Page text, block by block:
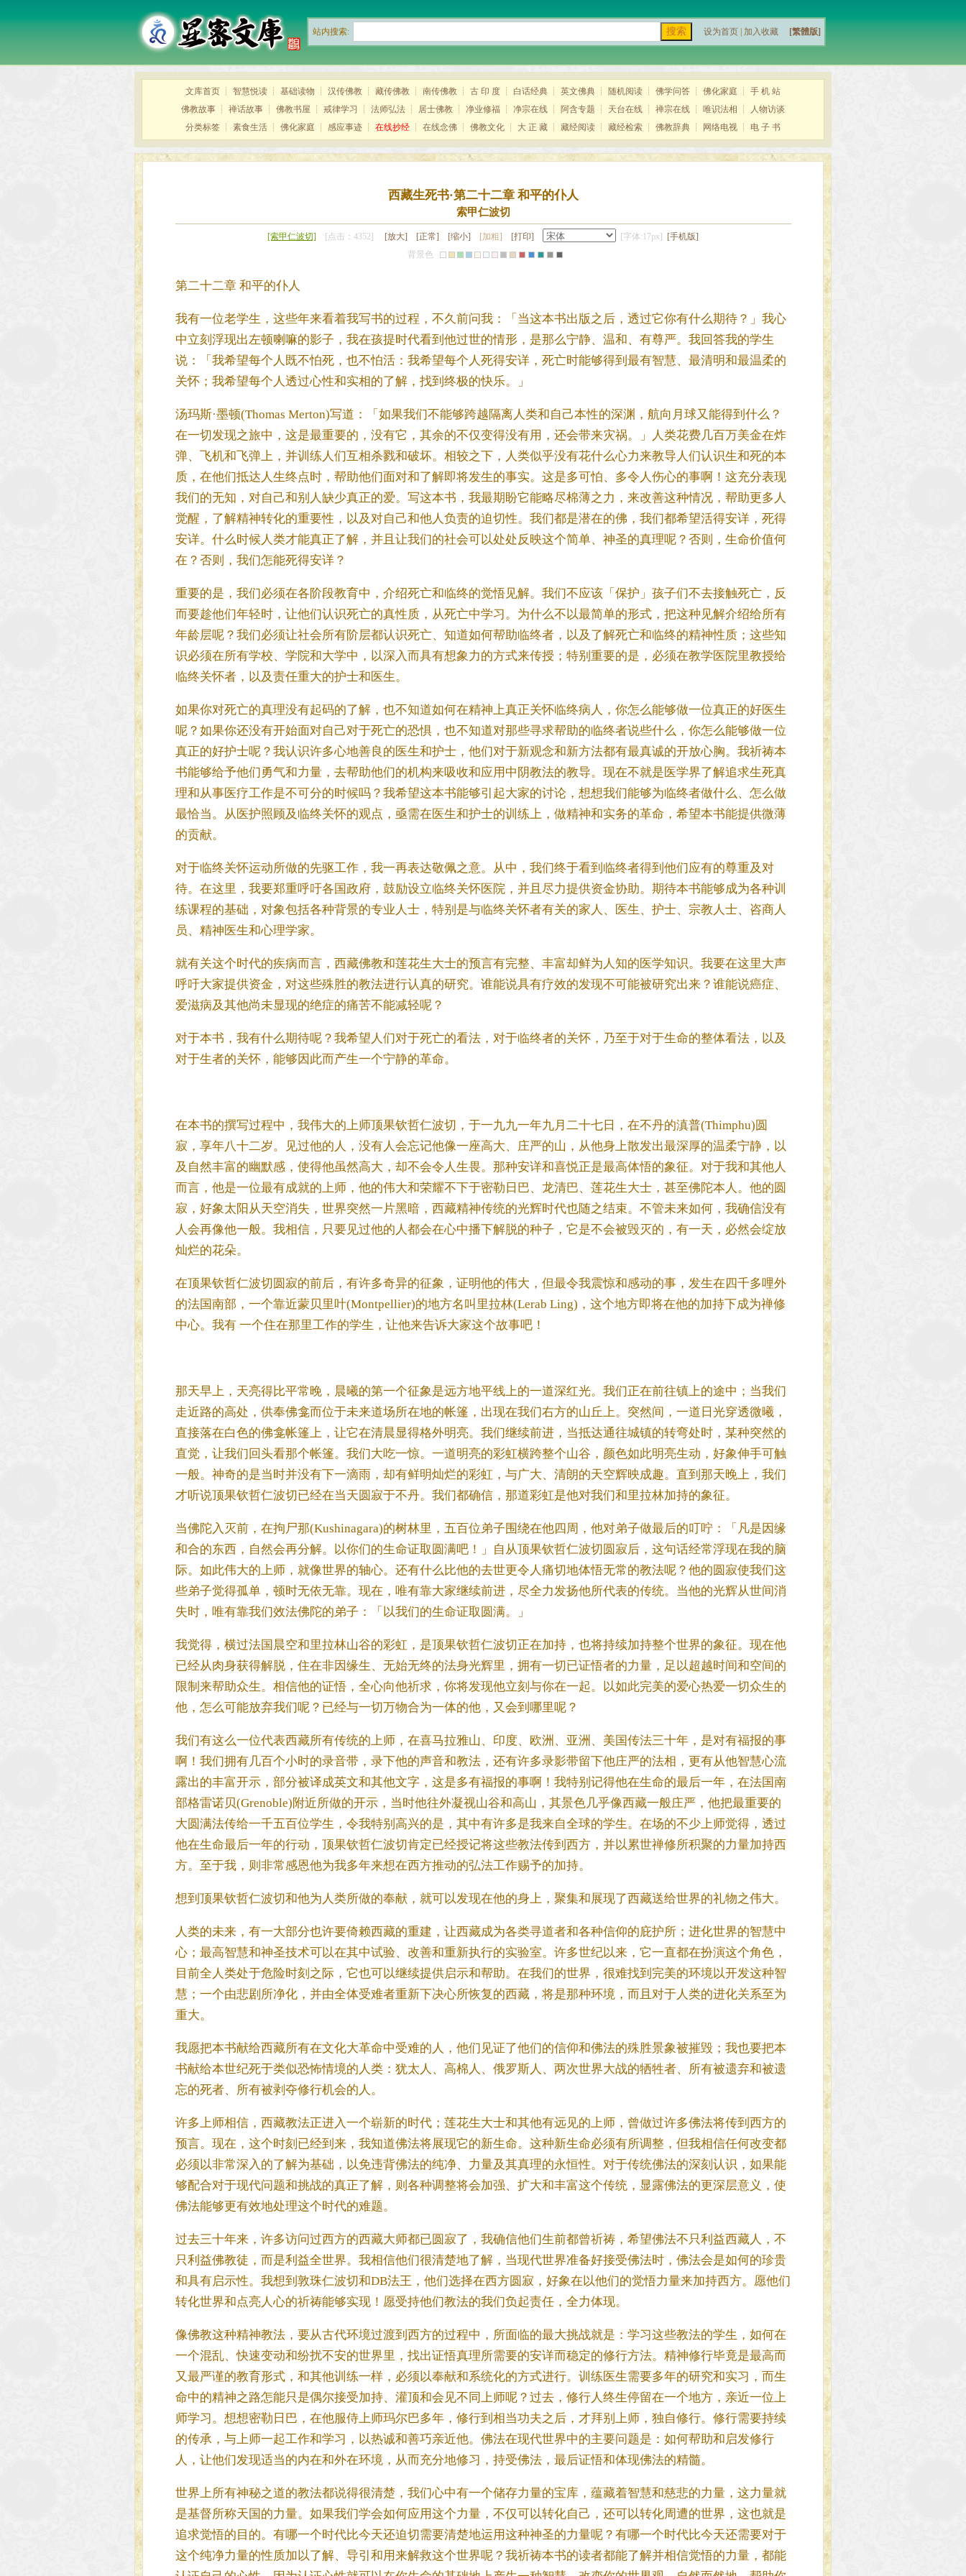
站内搜索: 设为首页 加入收藏 [繁體版]
文库首页 ┊ 智慧悦读 ┊ 基础读物 ┊ 汉传佛教 ┊ 藏传佛教 ┊ 南传佛教 ┊ 古 印 度 ┊ 白话经典 ┊ 英文佛典 ┊ 随机阅读 ┊ 佛学问答 ┊ 佛化家庭 ┊ 手 机 站
佛教故事 ┊ 禅话故事 ┊ 佛教书屋 ┊ 戒律学习 ┊ 法师弘法 ┊ 居士佛教 ┊ 净业修福 ┊ 净宗在线 ┊ 阿含专题 ┊ 天台在线 ┊ 禅宗在线 ┊ 唯识法相 ┊
人物访谈
分类标签 ┊ 素食生活 ┊ 佛化家庭 ┊ 感应事迹 ┊ 在线抄经 ┊ 在线念佛 ┊ 佛教文化 ┊ 大 正 藏 ┊ 藏经阅读 ┊ 藏经检索 ┊ 佛教辞典 ┊ 网络电视 ┊ 电 子 书
西藏生死书·第二十二章 和平的仆人
索甲仁波切
[索甲仁波切] [点击：4352] [放大] [正常] [缩小] [加粗] [打印] [字体:17px]
[手机版]
背景色
第二十二章 和平的仆人
我有一位老学生，这些年来看着我写书的过程，不久前问我：「当这本书出版之后，透过它你有什么期待？」我心
中立刻浮现出左顿喇嘛的影子，我在孩提时代看到他过世的情形，是那么宁静、温和、有尊严。我回答我的学生
说：「我希望每个人既不怕死，也不怕活：我希望每个人死得安详，死亡时能够得到最有智慧、最清明和最温柔的
关怀；我希望每个人透过心性和实相的了解，找到终极的快乐。」
汤玛斯·墨顿(Thomas Merton)写道：「如果我们不能够跨越隔离人类和自己本性的深渊，航向月球又能得到什么？
在一切发现之旅中，这是最重要的，没有它，其余的不仅变得没有用，还会带来灾祸。」人类花费几百万美金在炸
弹、飞机和飞弹上，并训练人们互相杀戮和破坏。相较之下，人类似乎没有花什么心力来教导人们认识生和死的本
质，在他们抵达人生终点时，帮助他们面对和了解即将发生的事实。这是多可怕、多令人伤心的事啊！这充分表现
我们的无知，对自己和别人缺少真正的爱。写这本书，我最期盼它能略尽棉薄之力，来改善这种情况，帮助更多人
觉醒，了解精神转化的重要性，以及对自己和他人负责的迫切性。我们都是潜在的佛，我们都希望活得安详，死得
安详。什么时候人类才能真正了解，并且让我们的社会可以处处反映这个简单、神圣的真理呢？否则，生命价值何
在？否则，我们怎能死得安详？
重要的是，我们必须在各阶段教育中，介绍死亡和临终的觉悟见解。我们不应该「保护」孩子们不去接触死亡，反
而要趁他们年轻时，让他们认识死亡的真性质，从死亡中学习。为什么不以最简单的形式，把这种见解介绍给所有
年龄层呢？我们必须让社会所有阶层都认识死亡、知道如何帮助临终者，以及了解死亡和临终的精神性质；这些知
识必须在所有学校、学院和大学中，以深入而具有想象力的方式来传授；特别重要的是，必须在教学医院里教授给
临终关怀者，以及责任重大的护士和医生。
如果你对死亡的真理没有起码的了解，也不知道如何在精神上真正关怀临终病人，你怎么能够做一位真正的好医生
呢？如果你还没有开始面对自己对于死亡的恐惧，也不知道对那些寻求帮助的临终者说些什么，你怎么能够做一位
真正的好护士呢？我认识许多心地善良的医生和护士，他们对于新观念和新方法都有最真诚的开放心胸。我祈祷本
书能够给予他们勇气和力量，去帮助他们的机构来吸收和应用中阴教法的教导。现在不就是医学界了解追求生死真
理和从事医疗工作是不可分的时候吗？我希望这本书能够引起大家的讨论，想想我们能够为临终者做什么、怎么做
最恰当。从医护照顾及临终关怀的观点，亟需在医生和护士的训练上，做精神和实务的革命，希望本书能提供微薄
的贡献。
对于临终关怀运动所做的先驱工作，我一再表达敬佩之意。从中，我们终于看到临终者得到他们应有的尊重及对
待。在这里，我要郑重呼吁各国政府，鼓励设立临终关怀医院，并且尽力提供资金协助。期待本书能够成为各种训
练课程的基础，对象包括各种背景的专业人士，特别是与临终关怀者有关的家人、医生、护士、宗教人士、咨商人
员、精神医生和心理学家。
就有关这个时代的疾病而言，西藏佛教和莲花生大士的预言有完整、丰富却鲜为人知的医学知识。我要在这里大声
呼吁大家提供资金，对这些殊胜的教法进行认真的研究。谁能说具有疗效的发现不可能被研究出来？谁能说癌症、
爱滋病及其他尚未显现的绝症的痛苦不能减轻呢？
对于本书，我有什么期待呢？我希望人们对于死亡的看法，对于临终者的关怀，乃至于对于生命的整体看法，以及
对于生者的关怀，能够因此而产生一个宁静的革命。
在本书的撰写过程中，我伟大的上师顶果钦哲仁波切，于一九九一年九月二十七日，在不丹的滇普(Thimphu)圆
寂，享年八十二岁。见过他的人，没有人会忘记他像一座高大、庄严的山，从他身上散发出最深厚的温柔宁静，以
及自然丰富的幽默感，使得他虽然高大，却不会令人生畏。那种安详和喜悦正是最高体悟的象征。对于我和其他人
而言，他是一位最有成就的上师，他的伟大和荣耀不下于密勒日巴、龙清巴、莲花生大士，甚至佛陀本人。他的圆
寂，好象太阳从天空消失，世界突然一片黑暗，西藏精神传统的光辉时代也随之结束。不管未来如何，我确信没有
人会再像他一般。我相信，只要见过他的人都会在心中播下解脱的种子，它是不会被毁灭的，有一天，必然会绽放
灿烂的花朵。
在顶果钦哲仁波切圆寂的前后，有许多奇异的征象，证明他的伟大，但最令我震惊和感动的事，发生在四千多哩外
的法国南部，一个靠近蒙贝里叶(Montpellier)的地方名叫里拉林(Lerab Ling)，这个地方即将在他的加持下成为禅修
中心。我有 一个住在那里工作的学生，让他来告诉大家这个故事吧！
那天早上，天亮得比平常晚，晨曦的第一个征象是远方地平线上的一道深红光。我们正在前往镇上的途中；当我们
走近路的高处，供奉佛龛而位于未来道场所在地的帐篷，出现在我们右方的山丘上。突然间，一道日光穿透微曦，
直接落在白色的佛龛帐篷上，让它在清晨显得格外明亮。我们继续前进，当抵达通往城镇的转弯处时，某种突然的
直觉，让我们回头看那个帐篷。我们大吃一惊。一道明亮的彩虹横跨整个山谷，颜色如此明亮生动，好象伸手可触
一般。神奇的是当时并没有下一滴雨，却有鲜明灿烂的彩虹，与广大、清朗的天空辉映成趣。直到那天晚上，我们
才听说顶果钦哲仁波切已经在当天圆寂于不丹。我们都确信，那道彩虹是他对我们和里拉林加持的象征。
当佛陀入灭前，在拘尸那(Kushinagara)的树林里，五百位弟子围绕在他四周，他对弟子做最后的叮咛：「凡是因缘
和合的东西，自然会再分解。以你们的生命证取圆满吧！」自从顶果钦哲仁波切圆寂后，这句话经常浮现在我的脑
际。如此伟大的上师，就像世界的轴心。还有什么比他的去世更令人痛切地体悟无常的教法呢？他的圆寂使我们这
些弟子觉得孤单，顿时无依无靠。现在，唯有靠大家继续前进，尽全力发扬他所代表的传统。当他的光辉从世间消
失时，唯有靠我们效法佛陀的弟子：「以我们的生命证取圆满。」
我觉得，横过法国晨空和里拉林山谷的彩虹，是顶果钦哲仁波切正在加持，也将持续加持整个世界的象征。现在他
已经从肉身获得解脱，住在非因缘生、无始无终的法身光辉里，拥有一切已证悟者的力量，足以超越时间和空间的
限制来帮助众生。相信他的证悟，全心向他祈求，你将发现他立刻与你在一起。以如此完美的爱心热爱一切众生的
他，怎么可能放弃我们呢？已经与一切万物合为一体的他，又会到哪里呢？
我们有这么一位代表西藏所有传统的上师，在喜马拉雅山、印度、欧洲、亚洲、美国传法三十年，是对有福报的事
啊！我们拥有几百个小时的录音带，录下他的声音和教法，还有许多录影带留下他庄严的法相，更有从他智慧心流
露出的丰富开示，部分被译成英文和其他文字，这是多有福报的事啊！我特别记得他在生命的最后一年，在法国南
部格雷诺贝(Grenoble)附近所做的开示，当时他往外凝视山谷和高山，其景色几乎像西藏一般庄严，他把最重要的
大圆满法传给一千五百位学生，令我特别高兴的是，其中有许多是我来自全球的学生。在场的不少上师觉得，透过
他在生命最后一年的行动，顶果钦哲仁波切肯定已经授记将这些教法传到西方，并以累世禅修所积聚的力量加持西
方。至于我，则非常感恩他为我多年来想在西方推动的弘法工作赐予的加持。
想到顶果钦哲仁波切和他为人类所做的奉献，就可以发现在他的身上，聚集和展现了西藏送给世界的礼物之伟大。
人类的未来，有一大部分也许要倚赖西藏的重建，让西藏成为各类寻道者和各种信仰的庇护所；进化世界的智慧中
心；最高智慧和神圣技术可以在其中试验、改善和重新执行的实验室。许多世纪以来，它一直都在扮演这个角色，
目前全人类处于危险时刻之际，它也可以继续提供启示和帮助。在我们的世界，很难找到完美的环境以开发这种智
慧；一个由悲剧所净化，并由全体受难者重新下决心所恢复的西藏，将是那种环境，而且对于人类的进化关系至为
重大。
我愿把本书献给西藏所有在文化大革命中受难的人，他们见证了他们的信仰和佛法的殊胜景象被摧毁；我也要把本
书献给本世纪死于类似恐怖情境的人类：犹太人、高棉人、俄罗斯人、两次世界大战的牺牲者、所有被遗弃和被遗
忘的死者、所有被剥夺修行机会的人。
许多上师相信，西藏教法正进入一个崭新的时代；莲花生大士和其他有远见的上师，曾做过许多佛法将传到西方的
预言。现在，这个时刻已经到来，我知道佛法将展现它的新生命。这种新生命必须有所调整，但我相信任何改变都
必须以非常深入的了解为基础，以免违背佛法的纯净、力量及其真理的永恒性。对于传统佛法的深刻认识，如果能
够配合对于现代问题和挑战的真正了解，则各种调整将会加强、扩大和丰富这个传统，显露佛法的更深层意义，使
佛法能够更有效地处理这个时代的难题。
过去三十年来，许多访问过西方的西藏大师都已圆寂了，我确信他们生前都曾祈祷，希望佛法不只利益西藏人，不
只利益佛教徒，而是利益全世界。我相信他们很清楚地了解，当现代世界准备好接受佛法时，佛法会是如何的珍贵
和具有启示性。我想到敦珠仁波切和DB法王，他们选择在西方圆寂，好象在以他们的觉悟力量来加持西方。愿他们
转化世界和点亮人心的祈祷能够实现！愿受持他们教法的我们负起责任，全力体现。
像佛教这种精神教法，要从古代环境过渡到西方的过程中，所面临的最大挑战就是：学习这些教法的学生，如何在
一个混乱、快速变动和纷扰不安的世界里，找出证悟真理所需要的安详而稳定的修行方法。精神修行毕竟是最高而
又最严谨的教育形式，和其他训练一样，必须以奉献和系统化的方式进行。训练医生需要多年的研究和实习，而生
命中的精神之路怎能只是偶尔接受加持、灌顶和会见不同上师呢？过去，修行人终生停留在一个地方，亲近一位上
师学习。想想密勒日巴，在他服侍上师玛尔巴多年，修行到相当功夫之后，才拜别上师，独自修行。修行需要持续
的传承，与上师一起工作和学习，以热诚和善巧亲近他。佛法在现代世界中的主要问题是：如何帮助和启发修行
人，让他们发现适当的内在和外在环境，从而充分地修习，持受佛法，最后证悟和体现佛法的精髓。
世界上所有神秘之道的教法都说得很清楚，我们心中有一个储存力量的宝库，蕴藏着智慧和慈悲的力量，这力量就
是基督所称天国的力量。如果我们学会如何应用这个力量，不仅可以转化自己，还可以转化周遭的世界，这也就是
追求觉悟的目的。有哪一个时代比今天还迫切需要清楚地运用这种神圣的力量呢？有哪一个时代比今天还需要对于
这个纯净力量的性质加以了解、导引和用来解救这个世界呢？我祈祷本书的读者都能了解并相信觉悟的力量，都能